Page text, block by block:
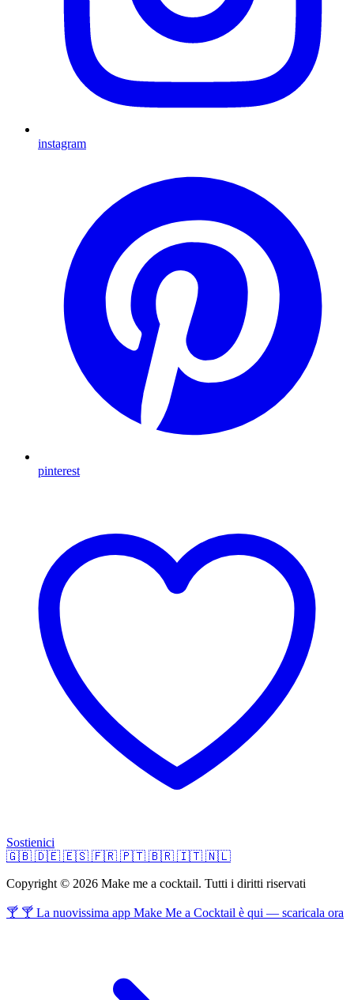
instagram
pinterest
Sostienici
🇬🇧 🇩🇪 🇪🇸 🇫🇷 🇵🇹 🇧🇷 🇮🇹 🇳🇱
Copyright © 2026 Make me a cocktail. Tutti i diritti riservati
🍸 🍸 La nuovissima app Make Me a Cocktail è qui — scaricala ora